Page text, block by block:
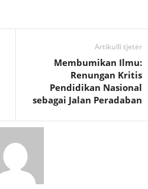
Artikulli tjetër
Membumikan Ilmu:
Renungan Kritis
Pendidikan Nasional
sebagai Jalan Peradaban